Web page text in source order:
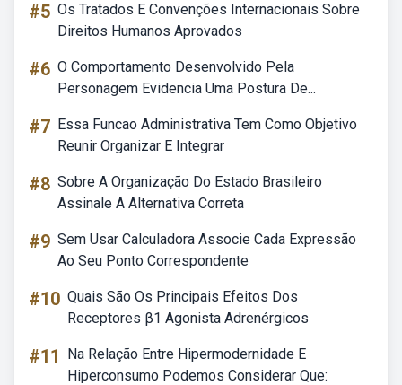
#5 Os Tratados E Convenções Internacionais Sobre
Direitos Humanos Aprovados
#6 O Comportamento Desenvolvido Pela
Personagem Evidencia Uma Postura De...
#7 Essa Funcao Administrativa Tem Como Objetivo
Reunir Organizar E Integrar
#8 Sobre A Organização Do Estado Brasileiro
Assinale A Alternativa Correta
#9 Sem Usar Calculadora Associe Cada Expressão
Ao Seu Ponto Correspondente
#10 Quais São Os Principais Efeitos Dos
Receptores β1 Agonista Adrenérgicos
#11
Na Relação Entre Hipermodernidade E
Hiperconsumo Podemos Considerar Que: